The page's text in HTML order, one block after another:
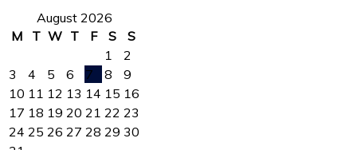
August 2026
M
T W T F S
S
1
2
3
4 5 6 7 8
9
10 11 12 13 14 15 16
17 18 19 20 21 22 23
24 25 26 27 28 29 30